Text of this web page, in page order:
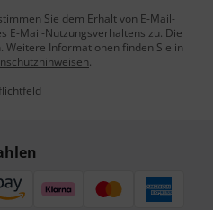
Sie dem Erhalt von E-Mail-
E-Mail-Nutzungsverhaltens zu. Die
Informationen finden Sie in
.